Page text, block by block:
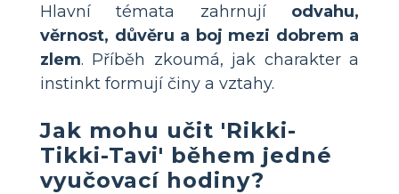
Hlavní témata zahrnují odvahu,
věrnost, důvěru a boj mezi dobrem a
zlem. Příběh zkoumá, jak charakter a
instinkt formují činy a vztahy.
Jak mohu učit 'Rikki-
Tikki-Tavi' během jedné
vyučovací hodiny?